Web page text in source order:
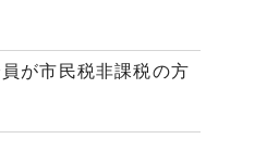
が市民税非課税の方